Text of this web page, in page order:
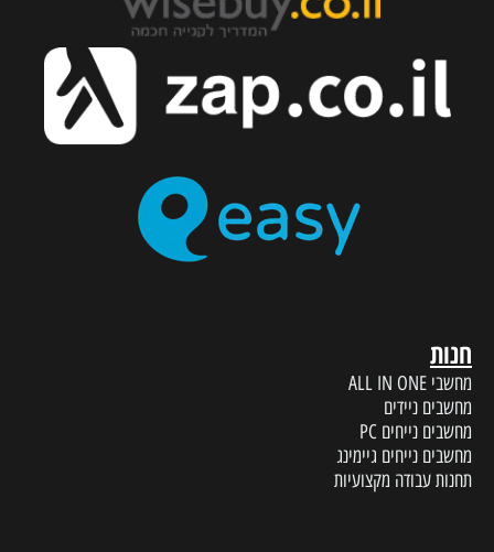
חנות
מחשבי ALL IN ONE
מחשבים ניידים
מחשבים נייחים PC
מחשבים נייחים גיימינג
תחנות עבודה מקצועיות